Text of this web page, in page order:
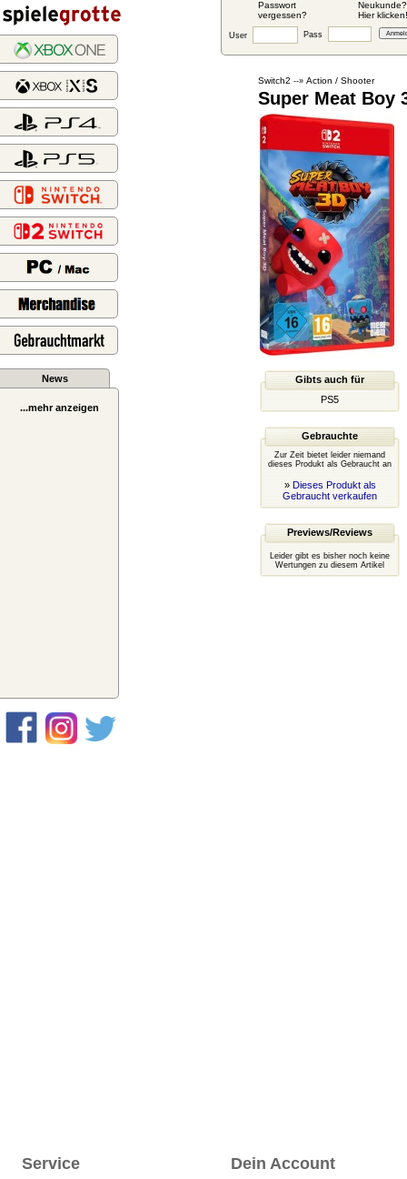
Passwort
vergessen?
Neukunde?
Hier klicken!
User Pass
News
...mehr anzeigen
Switch2 --» Action / Shooter
Super Meat Boy
Gibts auch für
PS5
Gebrauchte
Zur Zeit bietet leider niemand
dieses Produkt als Gebraucht an
» Dieses Produkt als
Gebraucht verkaufen
Previews/Reviews
Leider gibt es bisher noch keine
Wertungen zu diesem Artikel
Service Dein Account